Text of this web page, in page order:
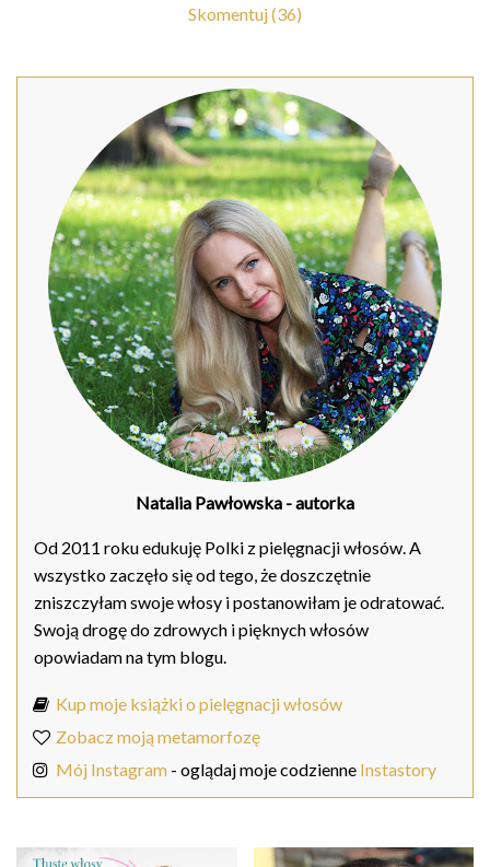
Skomentuj (36)
Natalia Pawłowska - autorka
Od 2011 roku edukuję Polki z pielęgnacji włosów. A
wszystko zaczęło się od tego, że doszczętnie
zniszczyłam swoje włosy i postanowiłam je odratować.
Swoją drogę do zdrowych i pięknych włosów
opowiadam na tym blogu.
Kup moje książki o pielęgnacji włosów
Zobacz moją metamorfozę
Mój Instagram - oglądaj moje codzienne Instastory